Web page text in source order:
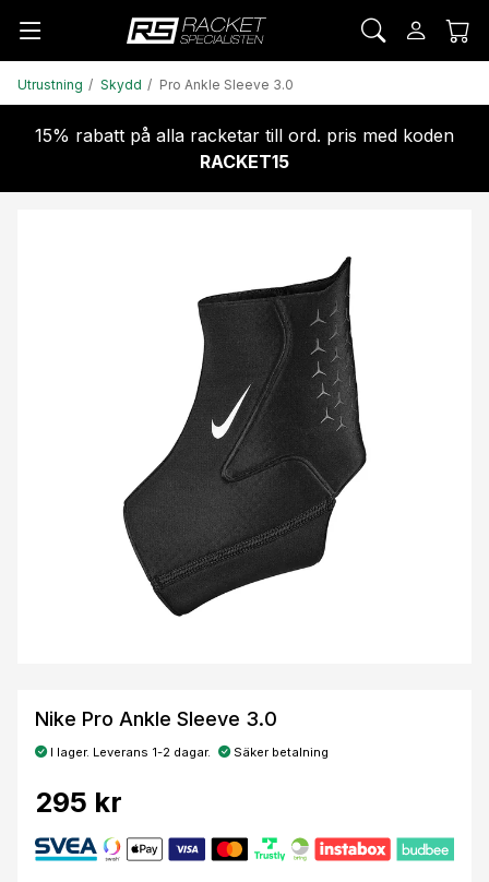
Utrustning Skydd Pro Ankle Sleeve 3.0
15% rabatt på alla racketar till ord. pris med koden
RACKET15
Nike Pro Ankle Sleeve 3.0
I lager. Leverans 1-2 dagar. Säker betalning
295 kr